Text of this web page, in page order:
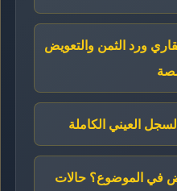
ورد الثمن والتعويض
العيني الكاملة
في الموضوع؟ حالات